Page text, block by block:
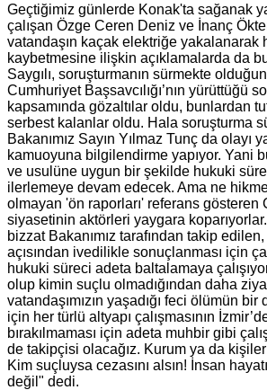
Geçtiğimiz günlerde Konak'ta sağanak
çalışan Özge Ceren Deniz ve İnanç
vatandaşın kaçak elektriğe yakalanarak
kaybetmesine ilişkin açıklamalarda da
Saygılı, soruşturmanın sürmekte
Cumhuriyet Başsavcılığı’nın yürüttüğü
kapsamında gözaltılar oldu, bunlardan
serbest kalanlar oldu. Hala soruşturma
Bakanımız Sayın Yılmaz Tunç da olayı
kamuoyuna bilgilendirme yapıyor. Yani
ve usulüne uygun bir şekilde hukuki
ilerlemeye devam edecek. Ama ne
olmayan 'ön raporları' referans gösteren
siyasetinin aktörleri yaygara
bizzat Bakanımız tarafından takip
açısından ivedilikle sonuçlanması için
hukuki süreci adeta baltalamaya
olup kimin suçlu olmadığından daha
vatandaşımızın yaşadığı feci ölümün bir
için her türlü altyapı çalışmasının
bırakılmaması için adeta muhbir gibi
de takipçisi olacağız. Kurum ya da
Kim suçluysa cezasını alsın! İnsan
değil" dedi.